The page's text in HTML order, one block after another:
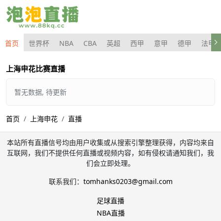
首页 世界杯 NBA CBA 英超 西甲 意甲 德甲 法甲
上海申花比赛直播
暂无数据, 待更新
首页 上海申花 直播
本站所有直播信号均由用户收集或从搜索引擎整理获得，内容均来自
互联网，我们不提供任何直播或视频内容，如有侵权请通知我们，我
们会立即处理。
联系我们： tomhanks0203@gmail.com
足球直播
NBA直播